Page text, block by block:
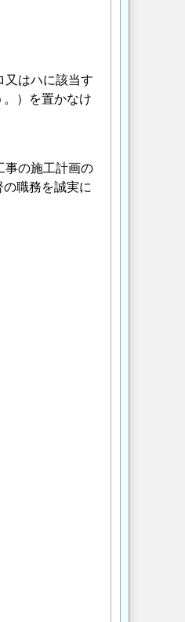
はハに該当す
）を置かなけ
の施工計画の
職務を誠実に